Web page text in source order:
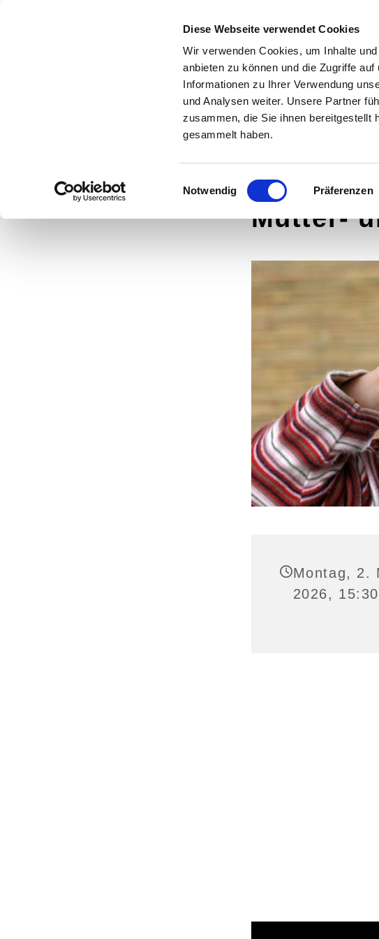
Diese Webseite verwendet Cookies
Wir verwenden Cookies, um Inhalte
anbieten zu können und die Zugriffe
Informationen zu Ihrer Verwendung
und Analysen weiter. Unsere Partner
zusammen, die Sie ihnen bereitgestellt
gesammelt haben.
Einwilligungsauswahl
Notwendig Präferenzen
HOME WIR SIND FÜR SIE
Mutter-
Montag, 2.
2026,